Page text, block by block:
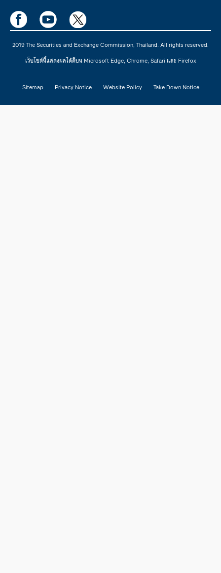
2019 The Securities and Exchange Commission, Thailand. All rights reserved.
เว็บไซต์นี้แสดงผลได้ดีบน Microsoft Edge, Chrome, Safari และ Firefox
Sitemap Privacy Notice Website Policy Take Down Notice